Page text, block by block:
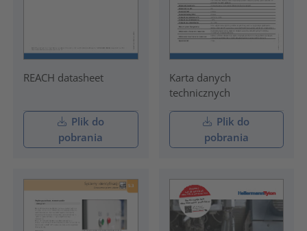
REACH datasheet
Plik do
pobrania
Karta danych
technicznych
Plik do
pobrania